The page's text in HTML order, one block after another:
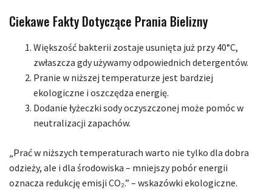
Ciekawe Fakty Dotyczące Prania Bielizny
Większość bakterii zostaje usunięta już przy 40°C,
zwłaszcza gdy używamy odpowiednich detergentów.
Pranie w niższej temperaturze jest bardziej
ekologiczne i oszczędza energię.
Dodanie łyżeczki sody oczyszczonej może pomóc w
neutralizacji zapachów.
„Prać w niższych temperaturach warto nie tylko dla dobra
odzieży, ale i dla środowiska – mniejszy pobór energii
oznacza redukcję emisji CO₂.” – wskazówki ekologiczne.